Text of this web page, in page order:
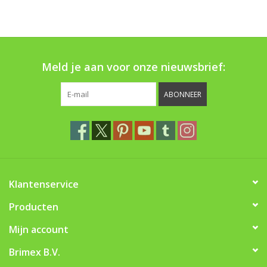
Nieuws
Treeportleden:Meld je aan voor onze nieuwsbrief:
ABONNEER
Klantenservice
Producten
Mijn account
Brimex B.V.